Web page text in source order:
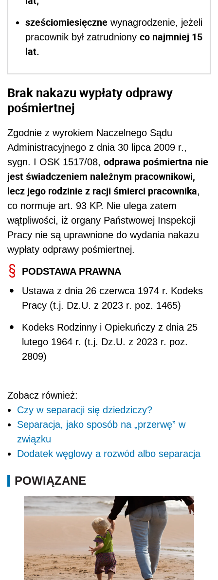
sześciomiesięczne wynagrodzenie, jeżeli
pracownik był zatrudniony co najmniej 15
lat.
Brak nakazu wypłaty odprawy
pośmiertnej
Zgodnie z wyrokiem Naczelnego Sądu
Administracyjnego z dnia 30 lipca 2009 r.,
sygn. I OSK 1517/08, odprawa pośmiertna nie
jest świadczeniem należnym pracownikowi,
lecz jego rodzinie z racji śmierci pracownika,
co normuje art. 93 KP. Nie ulega zatem
wątpliwości, iż organy Państwowej Inspekcji
Pracy nie są uprawnione do wydania nakazu
wypłaty odprawy pośmiertnej.
PODSTAWA PRAWNA
Ustawa z dnia 26 czerwca 1974 r. Kodeks
Pracy (t.j. Dz.U. z 2023 r. poz. 1465)
Kodeks Rodzinny i Opiekuńczy z dnia 25
lutego 1964 r. (t.j. Dz.U. z 2023 r. poz.
2809)
Zobacz również:
Czy w separacji się dziedziczy?
Separacja, jako sposób na „przerwę” w
związku
Dodatek węglowy a rozwód albo separacja
POWIĄZANE